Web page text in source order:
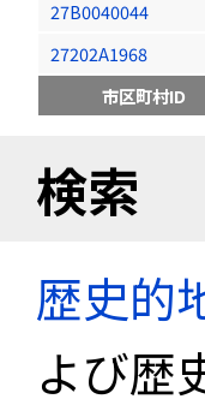
27B0040044
27202A1968
市区町村ID
検索
歴史的
よび歴